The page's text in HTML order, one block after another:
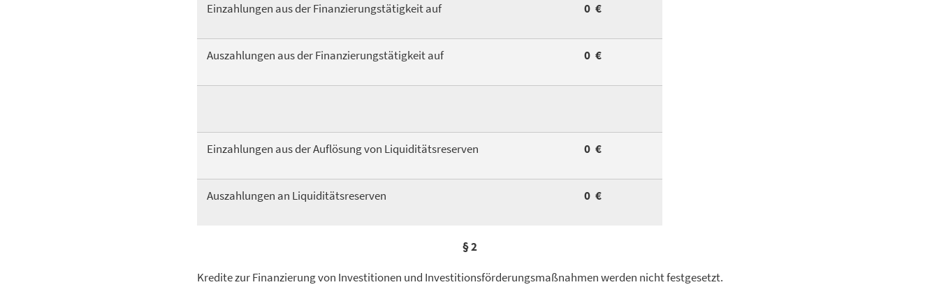
Einzahlungen aus der Finanzierungstätigkeit auf 0 €
Auszahlungen aus der Finanzierungstätigkeit auf 0 €
Einzahlungen aus der Auflösung von Liquiditätsreserven 0 €
Auszahlungen an Liquiditätsreserven 0 €
§ 2
Kredite zur Finanzierung von Investitionen und Investitionsförderungsmaßnahmen werden nicht festgesetzt.